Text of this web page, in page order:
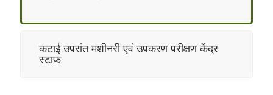
कटाई उपरांत मशीनरी एवं उपकरण परीक्षण केंद्र
स्टाफ